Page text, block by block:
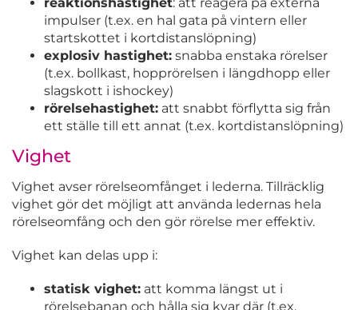
reaktionshastighet: att reagera på externa
impulser (t.ex. en hal gata på vintern eller
startskottet i kortdistanslöpning)
explosiv hastighet: snabba enstaka rörelser
(t.ex. bollkast, hopprörelsen i längdhopp eller
slagskott i ishockey)
rörelsehastighet: att snabbt förflytta sig från
ett ställe till ett annat (t.ex. kortdistanslöpning)
Vighet
Vighet avser rörelseomfånget i lederna. Tillräcklig
vighet gör det möjligt att använda ledernas hela
rörelseomfång och den gör rörelse mer effektiv.
Vighet kan delas upp i:
statisk vighet: att komma längst ut i
rörelsebanan och hålla sig kvar där (t.ex.